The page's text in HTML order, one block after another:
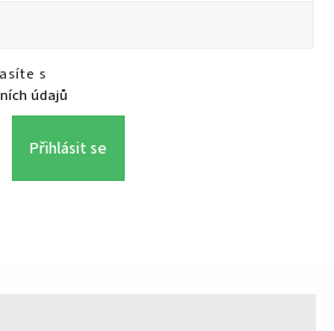
s
údajů
Přihlásit se